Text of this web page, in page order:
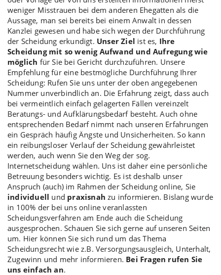
weniger Misstrauen bei dem anderen Ehegatten als die
Aussage, man sei bereits bei einem Anwalt in dessen
Kanzlei gewesen und habe sich wegen der Durchführung
der Scheidung erkundigt. Unser Ziel ist es, Ihre
Scheidung mit so wenig Aufwand und Aufregung wie
möglich für Sie bei Gericht durchzuführen. Unsere
Empfehlung für eine bestmögliche Durchführung Ihrer
Scheidung: Rufen Sie uns unter der oben angegebenen
Nummer unverbindlich an. Die Erfahrung zeigt, dass auch
bei vermeintlich einfach gelagerten Fällen vereinzelt
Beratungs- und Aufklärungsbedarf besteht. Auch ohne
entsprechenden Bedarf nimmt nach unseren Erfahrungen
ein Gespräch häufig Ängste und Unsicherheiten. So kann
ein reibungsloser Verlauf der Scheidung gewährleistet
werden, auch wenn Sie den Weg der sog.
Internetscheidung wählen. Uns ist daher eine persönliche
Betreuung besonders wichtig. Es ist deshalb unser
Anspruch (auch) im Rahmen der Scheidung online, Sie
individuell und praxisnah zu informieren. Bislang wurde
in 100% der bei uns online veranlassten
Scheidungsverfahren am Ende auch die Scheidung
ausgesprochen. Schauen Sie sich gerne auf unseren Seiten
um. Hier können Sie sich rund um das Thema
Scheidungsrecht wie z.B. Versorgungsausgleich, Unterhalt,
Zugewinn und mehr informieren. Bei Fragen rufen Sie
uns einfach an.